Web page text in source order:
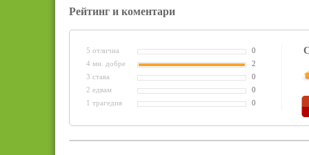
Рейтинг и коментари
5 отлична
0
4 мн. добре
2
3 става
0
2 едвам
0
1 трагедия
0